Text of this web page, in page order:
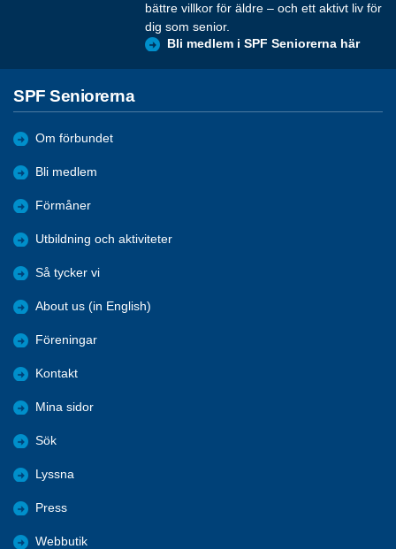
bättre villkor för äldre – och ett aktivt liv för
dig som senior.
Bli medlem i SPF Seniorerna här
SPF Seniorerna
Om förbundet
Bli medlem
Förmåner
Utbildning och aktiviteter
Så tycker vi
About us (in English)
Föreningar
Kontakt
Mina sidor
Sök
Lyssna
Press
Webbutik